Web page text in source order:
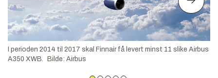
I perioden 2014 til 2017 skal Finnair få levert minst 11 slike Airbus
A350 XWB.
Bilde: Airbus